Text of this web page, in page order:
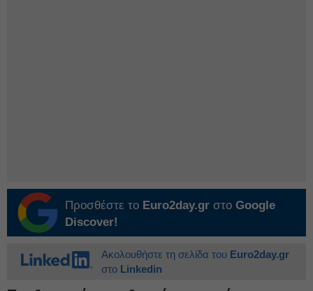
Προσθέστε το Euro2day.gr στο Google
Discover!
Ακολουθήστε τη σελίδα του Euro2day.gr
στο Linkedin